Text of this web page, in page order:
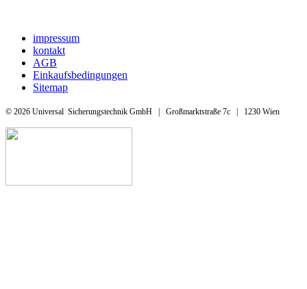
impressum
kontakt
AGB
Einkaufsbedingungen
Sitemap
© 2026 Universal Sicherungstechnik GmbH | Großmarktstraße 7c | 1230 Wien